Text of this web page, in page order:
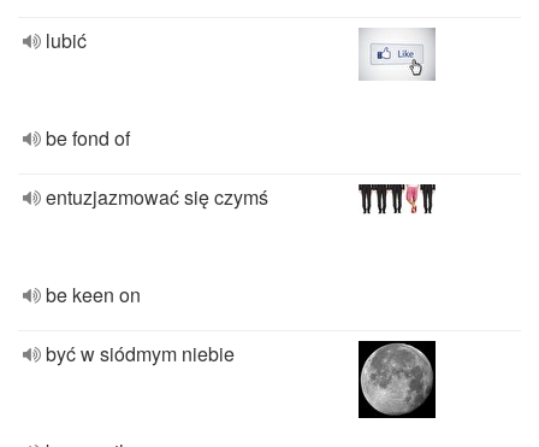
lubić
be fond of
entuzjazmować się czymś
be keen on
być w siódmym niebie